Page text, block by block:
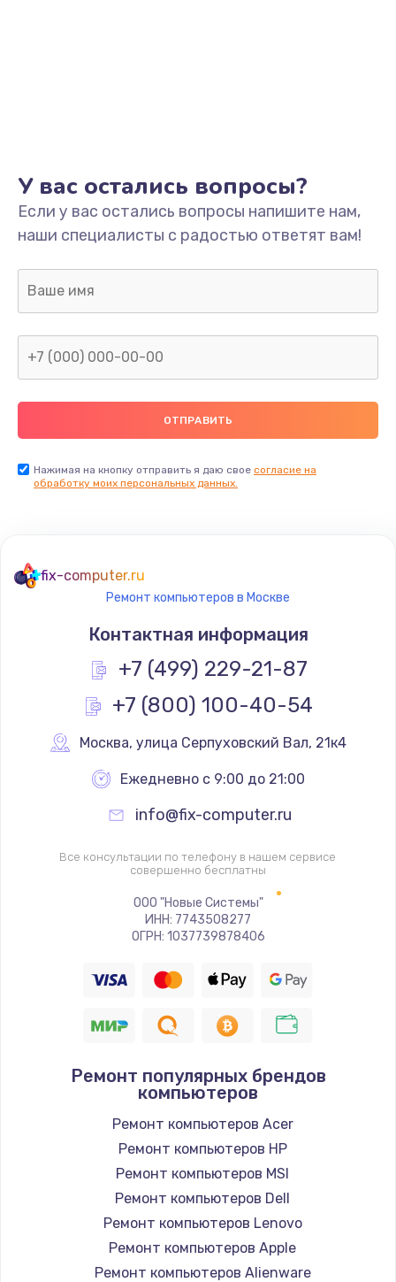
Замена стекла
990 руб.
Заказать
Замена датчика приближения
890 руб.
Заказать
Замена голосового динамика
490 руб.
Заказать
Замена основной камеры
Замена элемента
1190 руб.
Заказать
Замена материнской платы
1330 руб.
1190 руб.
Замена корпуса
890 руб.
Заказать
Замена тачпада
1330 руб.
Заказать
У вас остались вопросы?
Если у вас остались вопросы напишите нам,
наши специалисты с радостью ответят вам!
Нажимая на кнопку отправить я даю свое согласие на
обработку моих персональных данных.
fix-computer.ru
Ремонт компьютеров в Москве
Контактная информация
+7 (499) 229-21-87
+7 (800) 100-40-54
Москва, улица Серпуховский Вал, 21к4
Ежедневно с 9:00 до 21:00
info@fix-computer.ru
Все консультации по телефону в нашем сервисе
совершенно бесплатны
ООО "Новые Системы"
ИНН: 7743508277
ОГРН: 1037739878406
Ремонт популярных брендов
компьютеров
Ремонт компьютеров Acer
Ремонт компьютеров HP
Ремонт компьютеров MSI
Ремонт компьютеров Dell
Ремонт компьютеров Lenovo
Ремонт компьютеров Apple
Ремонт компьютеров Alienware